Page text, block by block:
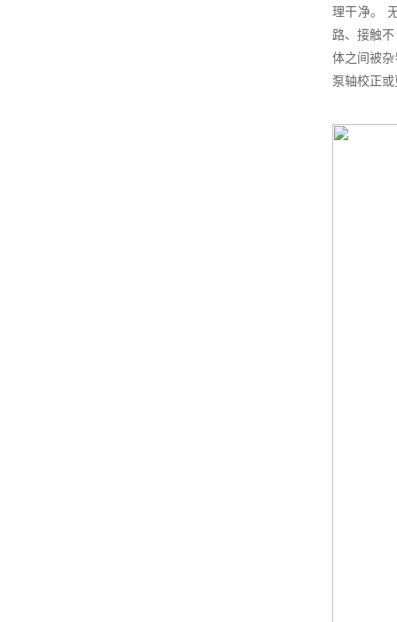
理干净。
路、接触
体之间被
泵轴校正